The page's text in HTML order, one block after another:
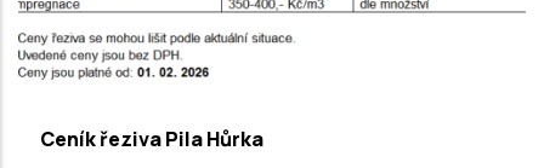
Ceník řeziva Pila Hůrka